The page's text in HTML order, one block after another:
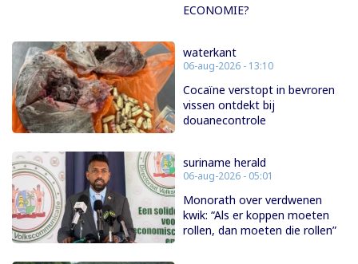
ECONOMIE?
waterkant
06-aug-2026 - 13:10
Cocaïne verstopt in bevroren
vissen ontdekt bij
douanecontrole
suriname herald
06-aug-2026 - 05:01
Monorath over verdwenen
kwik: “Als er koppen moeten
rollen, dan moeten die rollen”